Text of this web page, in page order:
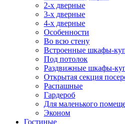
2-х дверные
3-х дверные
4-х дверные
Особенности
Во всю стену
Встроенные шкафы-
Под потолок
Раздвижные шкафы-
Открытая секция
Распашные
Гардероб
Для маленького
Эконом
Гостиные